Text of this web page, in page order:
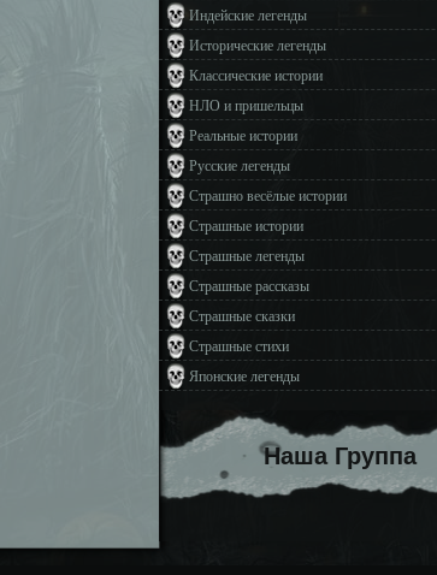
Индейские легенды
Исторические легенды
Классические истории
НЛО и пришельцы
Реальные истории
Русские легенды
Страшно весёлые истории
Страшные истории
Страшные легенды
Страшные рассказы
Страшные сказки
Страшные стихи
Японские легенды
Наша Группа